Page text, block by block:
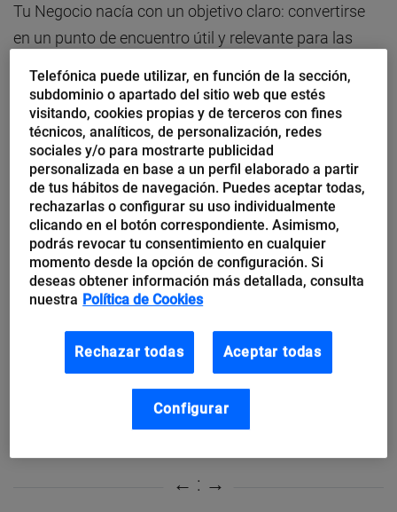
Tu Negocio nacía con un objetivo claro: convertirse
en un punto de encuentro útil y relevante para las
innovación y las últimas tendencias tecnológicas,
con debates sobre internacionalización, marketing y
redes sociales, y con ideas para gestionar una pyme
en tiempos de crisis, en definitiva,los retos de la
pyme de hoy.
Desde entonces se han celebrado otras dos
ediciones, una en Sevilla y otra en Valencia, con
conferenciantes de la talla de
Ugarte o Bere Casillas.
Telefónica puede utilizar, en función de la sección,
subdominio o apartado del sitio web que estés
visitando, cookies propias y de terceros con fines
técnicos, analíticos, de personalización, redes
sociales y/o para mostrarte publicidad
personalizada en base a un perfil elaborado a partir
de tus hábitos de navegación. Puedes aceptar todas,
rechazarlas o configurar su uso individualmente
clicando en el botón correspondiente. Asimismo,
podrás revocar tu consentimiento en cualquier
momento desde la opción de configuración. Si
deseas obtener información más detallada, consulta
nuestra Política de Cookies
Rechazar todas Aceptar todas
Configurar